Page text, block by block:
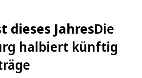
dieses JahresDie
halbiert künftig